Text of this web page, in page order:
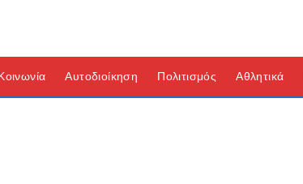
Αυτοδιοίκηση Πολιτισμός Αθλητικά